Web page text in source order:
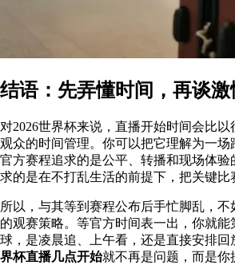
结语：先弄懂时间，再谈激
对2026世界杯来说，直播开始时间会比以
观众的时间管理。你可以把它理解为一场
官方赛程追求的是公平、转播和现场体验
求的是在不打乱生活的前提下，把关键比
所以，与其等到赛程公布后手忙脚乱，不
的观赛策略。等官方时间表一出，你就能
球，是凌晨追、上午看，还是直接安排回
界杯直播几点开始就不再是问题，而是你